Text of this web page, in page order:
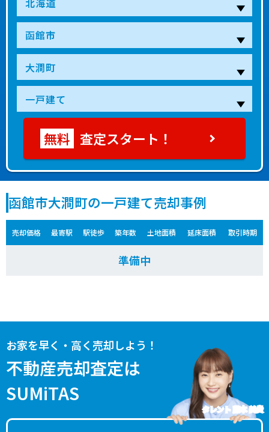
査定スタート！
函館市大澗町の一戸建て売却事例
売却価格 最寄駅 駅徒歩 築年数 土地面積 延床面積 取引時期
準備中
お家を早く・高く売却しよう！
不動産売却査定は
SUMiTAS
タレント 藤本 美貴